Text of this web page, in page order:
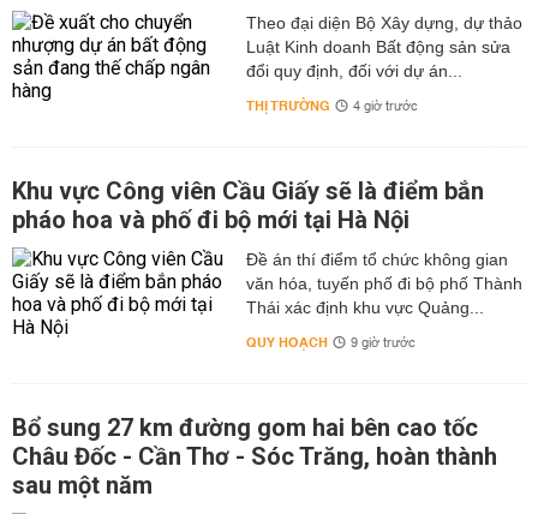
Theo đại diện Bộ Xây dựng, dự thảo
Luật Kinh doanh Bất động sản sửa
đổi quy định, đối với dự án...
THỊ TRƯỜNG 4 giờ trước
Khu vực Công viên Cầu Giấy sẽ là điểm bắn
pháo hoa và phố đi bộ mới tại Hà Nội
Đề án thí điểm tổ chức không gian
văn hóa, tuyến phố đi bộ phố Thành
Thái xác định khu vực Quảng...
QUY HOẠCH 9 giờ trước
Bổ sung 27 km đường gom hai bên cao tốc
Châu Đốc - Cần Thơ - Sóc Trăng, hoàn thành
sau một năm